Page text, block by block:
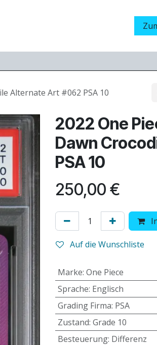
Messen
Alternate Art #062 PSA 10
2022 One
Dawn
PSA 10
250,00 €
Auf die Wunschliste
Marke: One Piece
Sprache: Englisch
Grading Firma: PSA
Zustand: Grade 10
Besteuerung: Differenz